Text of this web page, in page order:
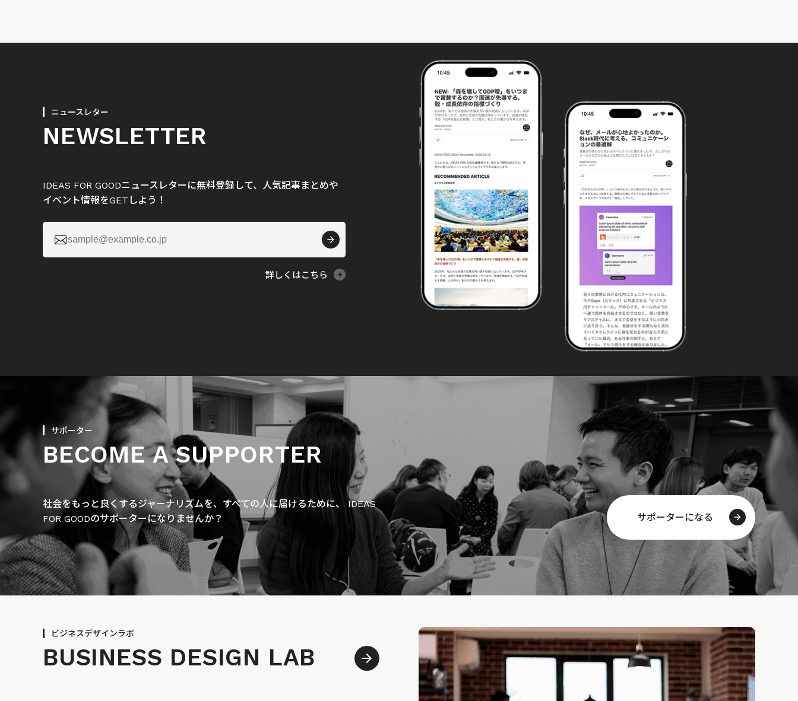
ニュースレター
NEWSLETTER
IDEAS FOR GOODニュースレターに無料登録して、人気記事まとめや
イベント情報をGETしよう！

詳しくはこちら
サポーター
BECOME A SUPPORTER
社会をもっと良くするジャーナリズムを、すべての人に届けるために、 IDEAS
FOR GOODのサポーターになりませんか？
サポーターになる
ビジネスデザインラボ
BUSINESS DESIGN LAB